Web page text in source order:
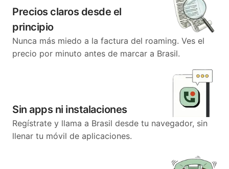
Precios claros desde el
principio
Nunca más miedo a la factura del roaming. Ves el
precio por minuto antes de marcar a Brasil.
Sin apps ni instalaciones
Regístrate y llama a Brasil desde tu navegador, sin
llenar tu móvil de aplicaciones.